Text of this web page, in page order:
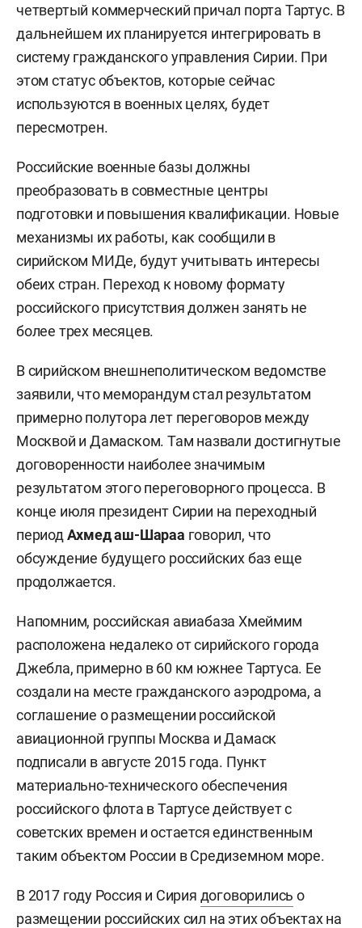
четвертый коммерческий причал порта Тартус. В
дальнейшем их планируется интегрировать в
систему гражданского управления Сирии. При
этом статус объектов, которые сейчас
используются в военных целях, будет
пересмотрен.
Российские военные базы должны
преобразовать в совместные центры
подготовки и повышения квалификации. Новые
механизмы их работы, как сообщили в
сирийском МИДе, будут учитывать интересы
обеих стран. Переход к новому формату
российского присутствия должен занять не
более трех месяцев.
В сирийском внешнеполитическом ведомстве
заявили, что меморандум стал результатом
примерно полутора лет переговоров между
Москвой и Дамаском. Там назвали достигнутые
договоренности наиболее значимым
результатом этого переговорного процесса. В
конце июля президент Сирии на переходный
период Ахмед аш-Шараа говорил, что
обсуждение будущего российских баз еще
продолжается.
Напомним, российская авиабаза Хмеймим
расположена недалеко от сирийского города
Джебла, примерно в 60 км южнее Тартуса. Ее
создали на месте гражданского аэродрома, а
соглашение о размещении российской
авиационной группы Москва и Дамаск
подписали в августе 2015 года. Пункт
материально-технического обеспечения
российского флота в Тартусе действует с
советских времен и остается единственным
таким объектом России в Средиземном море.
В 2017 году Россия и Сирия договорились о
размещении российских сил на этих объектах на